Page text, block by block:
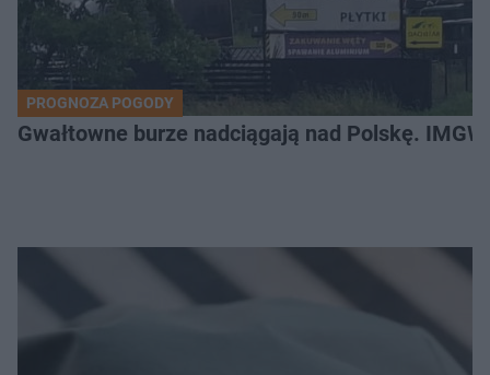
PROGNOZA POGODY
Gwałtowne burze nadciągają nad Polskę.